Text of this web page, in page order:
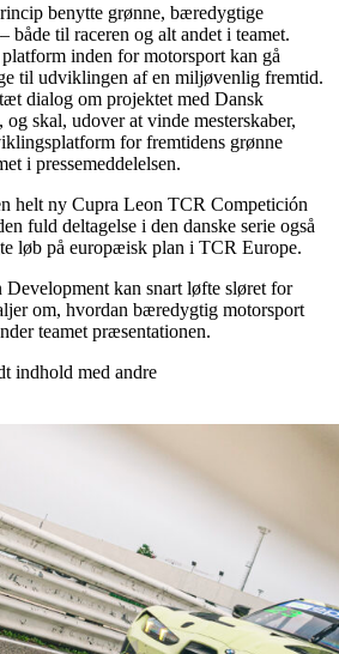
benytte grønne, bæredygtige
både til raceren og alt andet i teamet.
inden for motorsport kan gå
til udviklingen af en miljøvenlig fremtid.
dialog om projektet med Dansk
skal, udover at vinde mesterskaber,
for fremtidens grønne
i pressemeddelelsen.
helt ny Cupra Leon TCR Competición
fuld deltagelse i den danske serie også
løb på europæisk plan i TCR Europe.
kan snart løfte sløret for
om, hvordan bæredygtig motorsport
teamet præsentationen.
indhold med andre